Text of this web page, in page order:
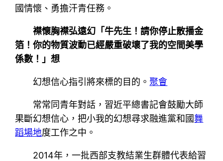
國情懷、勇擔汗青任務。
襟懷胸襟弘遠幻「牛先生！請你停止散播金
箔！你的物質波動已經嚴重破壞了我的空間美學
係數！」想
幻想信心指引將來標的目的。聚會
常常同青年對話，習近平總書記會鼓勵大師
果斷幻想信心，把小我的幻想尋求融進黨和國舞
蹈場地度工作之中。
2014年，一批西部支教結業生群體代表給習